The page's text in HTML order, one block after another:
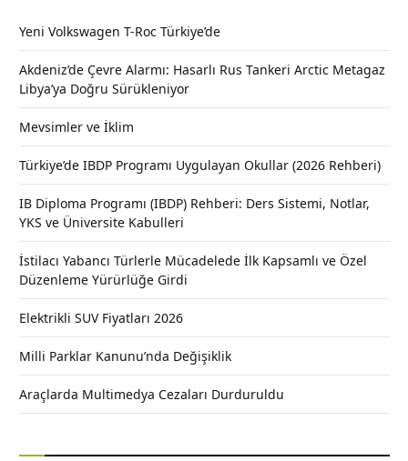
Yeni Volkswagen T-Roc Türkiye’de
Akdeniz’de Çevre Alarmı: Hasarlı Rus Tankeri Arctic Metagaz
Libya’ya Doğru Sürükleniyor
Mevsimler ve İklim
Türkiye’de IBDP Programı Uygulayan Okullar (2026 Rehberi)
IB Diploma Programı (IBDP) Rehberi: Ders Sistemi, Notlar,
YKS ve Üniversite Kabulleri
İstilacı Yabancı Türlerle Mücadelede İlk Kapsamlı ve Özel
Düzenleme Yürürlüğe Girdi
Elektrikli SUV Fiyatları 2026
Milli Parklar Kanunu’nda Değişiklik
Araçlarda Multimedya Cezaları Durduruldu